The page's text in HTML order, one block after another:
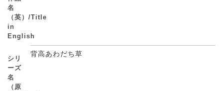
名
（英）/Title
in
English
シリ
ーズ
名
（原
背高あわだち草